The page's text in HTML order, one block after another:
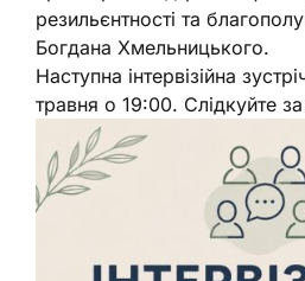
резильєнтності та
Богдана Хмельницького.
Наступна інтервізійна
травня о 19:00. Слідкуйте